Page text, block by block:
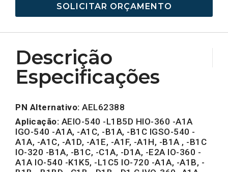
SOLICITAR ORÇAMENTO
Descrição
Especificações
PN Alternativo: AEL62388
Aplicação: AEIO-540 -L1B5D HIO-360 -A1A
IGO-540 -A1A, -A1C, -B1A, -B1C IGSO-540 -
A1A, -A1C, -A1D, -A1E, -A1F, -A1H, -B1A , -B1C
IO-320 -B1A, -B1C, -C1A, -D1A, -E2A IO-360 -
A1A IO-540 -K1K5, -L1C5 IO-720 -A1A, -A1B, -